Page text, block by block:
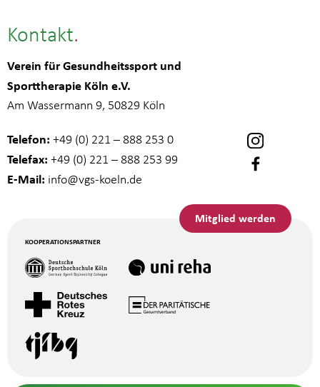
Kontakt
Verein für Gesundheitssport und
Sporttherapie Köln e.V.
Am Wassermann 9, 50829 Köln
Telefon: +49 (0) 221 – 888 253 0
Telefax: +49 (0) 221 – 888 253 99
E-Mail: info@vgs-koeln.de
Mitglied werden
KOOPERATIONSPARTNER